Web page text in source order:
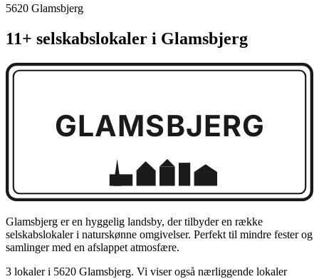
5620 Glamsbjerg
11+ selskabslokaler i Glamsbjerg
GLAMSBJERG
Glamsbjerg er en hyggelig landsby, der tilbyder en række
selskabslokaler i naturskønne omgivelser. Perfekt til mindre fester og
samlinger med en afslappet atmosfære.
3 lokaler i 5620 Glamsbjerg. Vi viser også nærliggende lokaler